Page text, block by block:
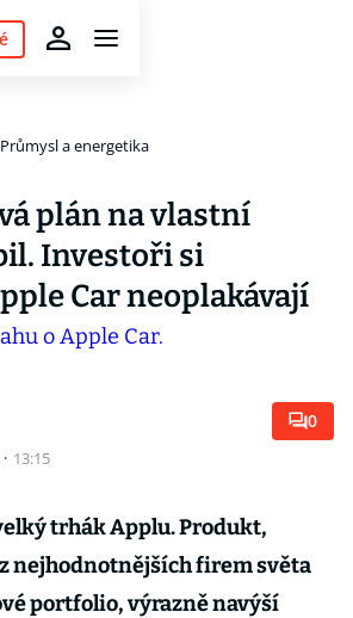
Průmysl a energetika
plán na vlastní
Investoři si
Car neoplakávají
· 13:15
0
trhák Applu. Produkt,
nejhodnotnějších firem světa
portfolio, výrazně navýší